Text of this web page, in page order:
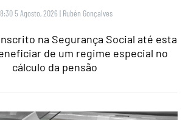
5 Agosto, 2026 | Rubén Gonçalves
na Segurança Social até esta
de um regime especial no
cálculo da pensão